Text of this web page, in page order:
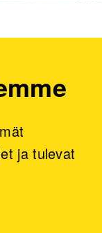
ja tulevat